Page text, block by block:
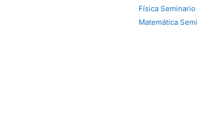
Física
Matemática